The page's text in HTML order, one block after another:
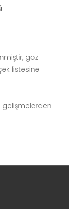
göz
listesine
gelişmelerden